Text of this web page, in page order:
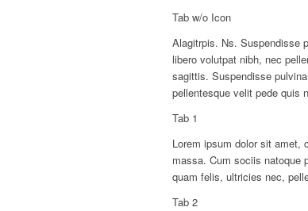
Tab w/o Icon
Alagitrpis. Ns. Suspendisse
libero volutpat nibh, nec
sagittis. Suspendisse
pellentesque velit pede quis
Tab 1
Lorem ipsum dolor sit amet,
massa. Cum sociis natoque
quam felis, ultricies nec,
Tab 2